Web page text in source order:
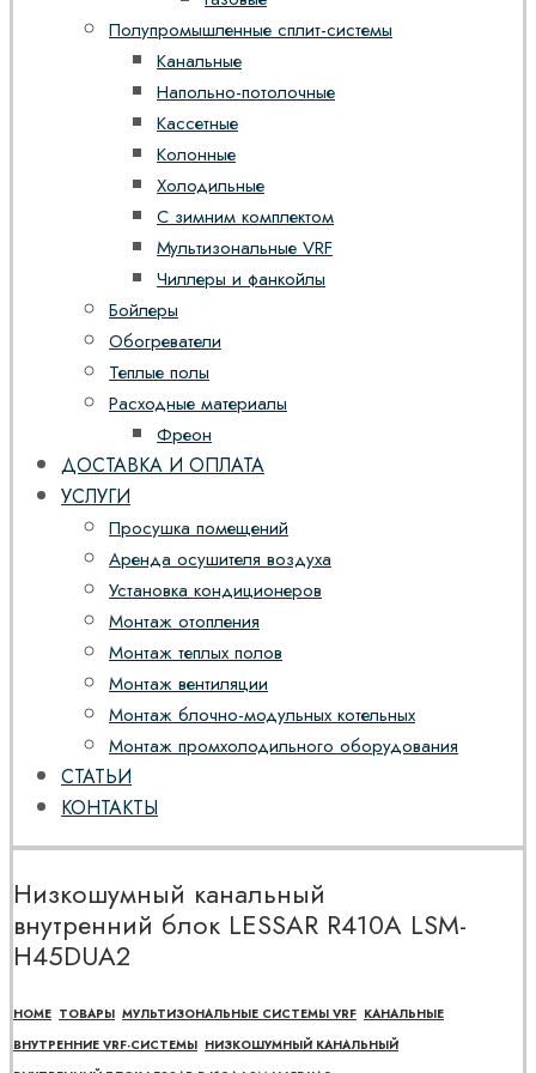
Полупромышленные сплит-системы
Канальные
Напольно-потолочные
Кассетные
Колонные
Холодильные
С зимним комплектом
Мультизональные VRF
Чиллеры и фанкойлы
Бойлеры
Обогреватели
Теплые полы
Расходные материалы
Фреон
ДОСТАВКА И ОПЛАТА
УСЛУГИ
Просушка помещений
Аренда осушителя воздуха
Установка кондиционеров
Монтаж отопления
Монтаж теплых полов
Монтаж вентиляции
Монтаж блочно-модульных котельных
Монтаж промхолодильного оборудования
СТАТЬИ
КОНТАКТЫ
Низкошумный канальный
внутренний блок LESSAR R410A LSM-
H45DUA2
HOME ТОВАРЫ МУЛЬТИЗОНАЛЬНЫЕ СИСТЕМЫ VRF КАНАЛЬНЫЕ
ВНУТРЕННИЕ VRF-СИСТЕМЫ НИЗКОШУМНЫЙ КАНАЛЬНЫЙ